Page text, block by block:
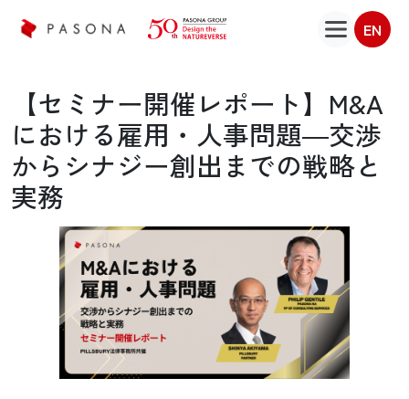
EN
【セミナー開催レポート】M&A
における雇用・人事問題―交渉
からシナジー創出までの戦略と
実務